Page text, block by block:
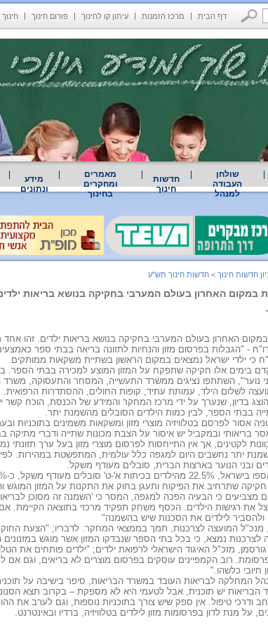
דף הבית מרכז הזמנות עיתון קו לחינוך פורום חינוך חינוך
שולחן
העבודה
למנהל
חדשות
חינוך
מאמרים
ומחקרים
בחינוך
מידע
ונתונים
חדשות חינוך > חדשות חינוך תש"ע
במקום האחרון בעולם המערבי בחקיקה בנושא בריאות
האחרון בעולם המערבי בחקיקה בנושא בריאות ילדים. זהו אחד
- "הגבלות בפרסום מזון והנחיות לתזונה בריאה בבתי ספר
כי ילדי ישראל נמצאים במקום הראשון בשתיית משקאות ממותקים.
בימים אלו חקיקה שתפקח על המזון המוצע למכירה בבתי הספר.
נוער", השתתפו נציגים ממשרד התעשייה, המסחר והתעסוקה,
לשלום הילד, עמותת עתיד, קופות החולים, ההסתדרות הרפואית.
בדיון, שנערך על ידי מרכז המחקר והמידע של הכנסת, הוכח קשר
בבתי הספר, לבין כמות הילדים הסובלים מהשמנת יתר.
בריאותי ובמקביל יש איסור על הצבת מכונות שתייה ודברי
לקטינים, אך אין התייחסות לפרסום מוצרי מזון בעל ערך תזונתי
חקיקה שתרחיב את הפיקוח ותעגן בחוק את התקנות על המזון המוגש
מצביעים כי הבעיה הפכה למגפה, המסר כי 'השמנה זה מסוכן
את רגישות הילדים. הכסף משחק תפקיד מרכזי בתוצאה הקיימת. אם
ולהסביר לילדים את הסכנות שיש בהשמנה"
מנכ"ל המועצה לצרכנות, תמך בממצאי המחקר. לדבריו; "הצעת
נמצא, כי בכל בתי הספר שנבדקו המזון אשר מוגש במזנונים
מזכ"ל האיגוד הישראלי לרפואת ילדים; "ילדים פותחים את
רוב הקמפיינים עוסקים בפרסום מוצרים לא בריאים, וגם אם
חיובי כלשהו."
המחלקה לבריאות העובד במשרד הבריאות, סיפר בישיבה על
הבריאות יש תוכנית, אבל לטעמי היא לא מספקת – בקרוב תצא
ודרכי טיפול. אין ספק שיש צורך בתוכניות נוספות, וגם לערב את
על מנת לדון בפרסומות מזון לילדים בטלוויזיה, ברדיו ובאינטרנט.